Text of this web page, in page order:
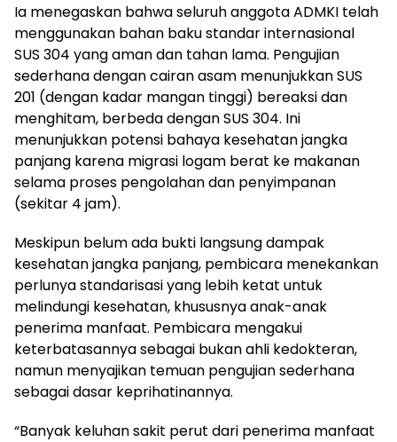
Ia menegaskan bahwa seluruh anggota ADMKI telah
menggunakan bahan baku standar internasional
SUS 304 yang aman dan tahan lama. Pengujian
sederhana dengan cairan asam menunjukkan SUS
201 (dengan kadar mangan tinggi) bereaksi dan
menghitam, berbeda dengan SUS 304. Ini
menunjukkan potensi bahaya kesehatan jangka
panjang karena migrasi logam berat ke makanan
selama proses pengolahan dan penyimpanan
(sekitar 4 jam).
Meskipun belum ada bukti langsung dampak
kesehatan jangka panjang, pembicara menekankan
perlunya standarisasi yang lebih ketat untuk
melindungi kesehatan, khususnya anak-anak
penerima manfaat. Pembicara mengakui
keterbatasannya sebagai bukan ahli kedokteran,
namun menyajikan temuan pengujian sederhana
sebagai dasar keprihatinannya.
“Banyak keluhan sakit perut dari penerima manfaat